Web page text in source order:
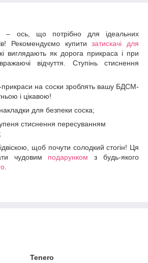
– ось, що потрібно для ідеальних
Рекомендуємо купитизатискачі для
виглядають як дорога прикраса і при
відчуття. Ступінь стиснення
прикраси на соски зроблять вашу БДСМ-
і цікавою!
для безпеки соска;
стиснення пересуванням
щоб почути солодкий стогін! Ця
чудовим подарунком з будь-якого
Tenero